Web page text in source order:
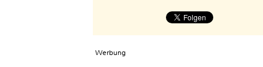
Werbung